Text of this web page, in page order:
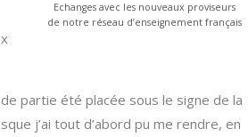
Echanges avec les nouveaux proviseurs
de notre réseau d’enseignement français
partie été placée sous le signe de la
j’ai tout d’abord pu me rendre, en